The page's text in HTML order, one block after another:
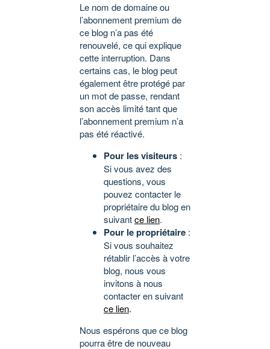
Le nom de domaine ou
l’abonnement premium de
ce blog n’a pas été
renouvelé, ce qui explique
cette interruption. Dans
certains cas, le blog peut
également être protégé par
un mot de passe, rendant
son accès limité tant que
l’abonnement premium n’a
pas été réactivé.
Pour les visiteurs :
Si vous avez des
questions, vous
pouvez contacter le
propriétaire du blog en
suivantce lien.
Pour le propriétaire :
Si vous souhaitez
rétablir l’accès à votre
blog, nous vous
invitons à nous
contacter en suivant
ce lien.
Nous espérons que ce blog
pourra être de nouveau